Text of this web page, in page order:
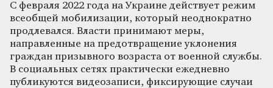
С февраля 2022 года на Украине действует режим
всеобщей мобилизации, который неоднократно
продлевался. Власти принимают меры,
направленные на предотвращение уклонения
граждан призывного возраста от военной службы.
В социальных сетях практически ежедневно
публикуются видеозаписи, фиксирующие случаи